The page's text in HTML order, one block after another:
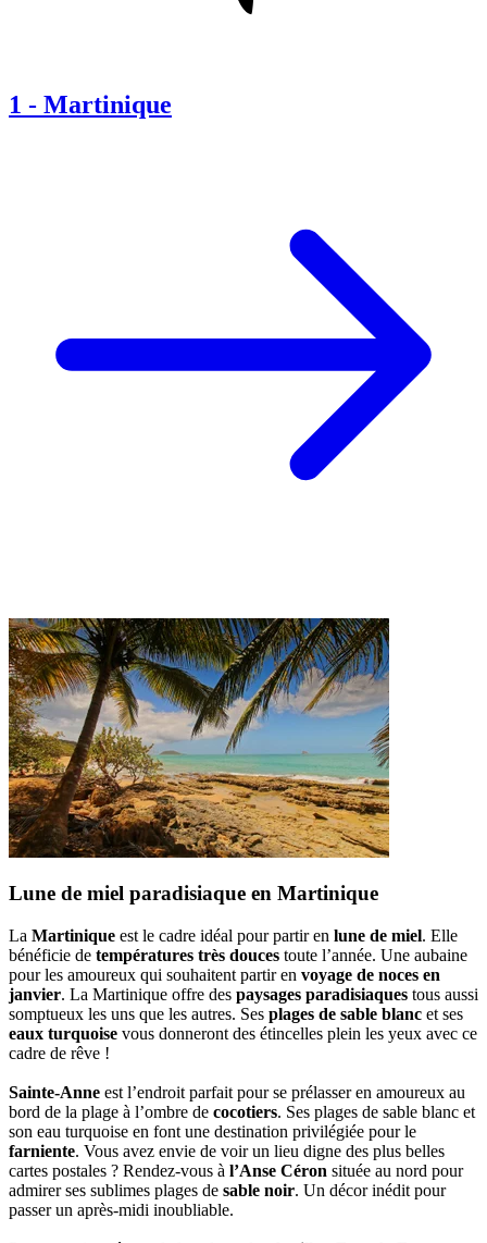
1 - Martinique
Lune de miel paradisiaque en Martinique
La Martinique est le cadre idéal pour partir en lune de miel. Elle
bénéficie de températures très douces toute l’année. Une aubaine
pour les amoureux qui souhaitent partir en voyage de noces en
janvier. La Martinique offre des paysages paradisiaques tous aussi
somptueux les uns que les autres. Ses plages de sable blanc et ses
eaux turquoise vous donneront des étincelles plein les yeux avec ce
cadre de rêve !
Sainte-Anne est l’endroit parfait pour se prélasser en amoureux au
bord de la plage à l’ombre de cocotiers. Ses plages de sable blanc et
son eau turquoise en font une destination privilégiée pour le
farniente. Vous avez envie de voir un lieu digne des plus belles
cartes postales ? Rendez-vous à l’Anse Céron située au nord pour
admirer ses sublimes plages de sable noir. Un décor inédit pour
passer un après-midi inoubliable.